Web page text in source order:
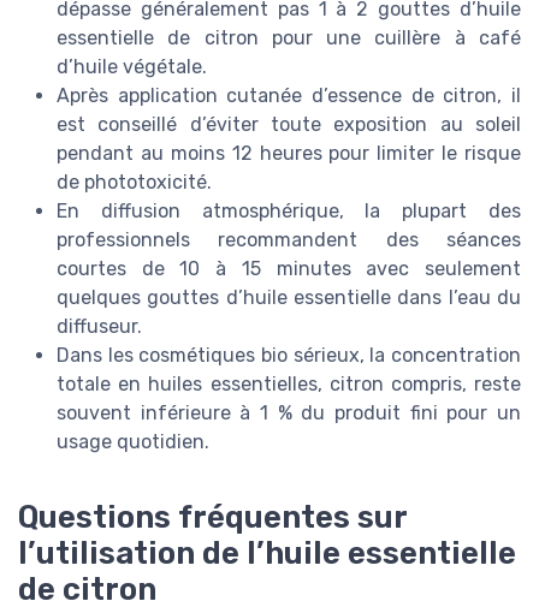
dépasse généralement pas 1 à 2 gouttes d’huile
essentielle de citron pour une cuillère à café
d’huile végétale.
Après application cutanée d’essence de citron, il
est conseillé d’éviter toute exposition au soleil
pendant au moins 12 heures pour limiter le risque
de phototoxicité.
En diffusion atmosphérique, la plupart des
professionnels recommandent des séances
courtes de 10 à 15 minutes avec seulement
quelques gouttes d’huile essentielle dans l’eau du
diffuseur.
Dans les cosmétiques bio sérieux, la concentration
totale en huiles essentielles, citron compris, reste
souvent inférieure à 1 % du produit fini pour un
usage quotidien.
Questions fréquentes sur
l’utilisation de l’huile essentielle
de citron